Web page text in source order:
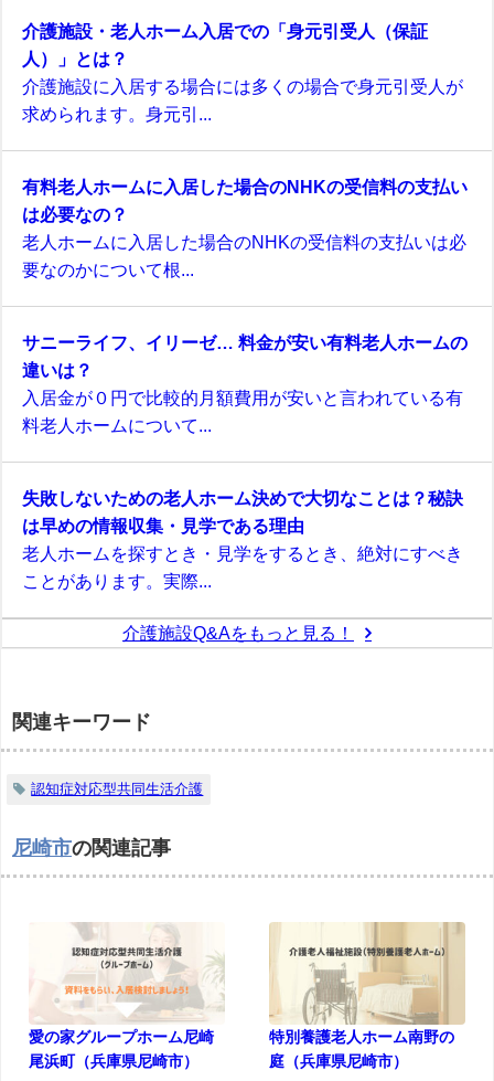
介護施設・老人ホーム入居での「身元引受人（保証
人）」とは？
介護施設に入居する場合には多くの場合で身元引受人が
求められます。身元引...
有料老人ホームに入居した場合のNHKの受信料の支払い
は必要なの？
老人ホームに入居した場合のNHKの受信料の支払いは必
要なのかについて根...
サニーライフ、イリーゼ… 料金が安い有料老人ホームの
違いは？
入居金が０円で比較的月額費用が安いと言われている有
料老人ホームについて...
失敗しないための老人ホーム決めで大切なことは？秘訣
は早めの情報収集・見学である理由
老人ホームを探すとき・見学をするとき、絶対にすべき
ことがあります。実際...
介護施設Q&Aをもっと見る！
関連キーワード
認知症対応型共同生活介護
尼崎市の関連記事
愛の家グループホーム尼崎
尾浜町（兵庫県尼崎市）
特別養護老人ホーム南野の
庭（兵庫県尼崎市）